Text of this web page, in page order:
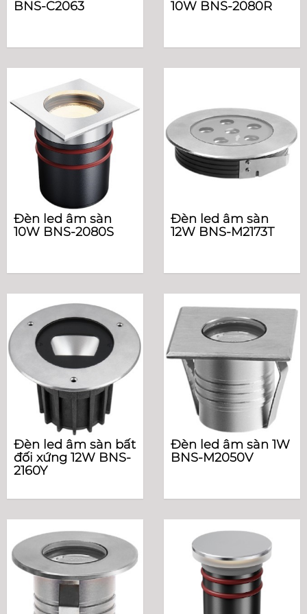
BNS-C2063
10W BNS-2080R
Đèn led âm sàn
10W BNS-2080S
Đèn led âm sàn
12W BNS-M2173T
Đèn led âm sàn bất
đối xứng 12W BNS-
2160Y
Đèn led âm sàn 1W
BNS-M2050V